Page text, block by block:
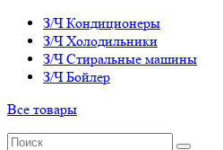
З/Ч Кондиционеры
З/Ч Холодильники
З/Ч Стиральные машины
З/Ч Бойлер
Все товары